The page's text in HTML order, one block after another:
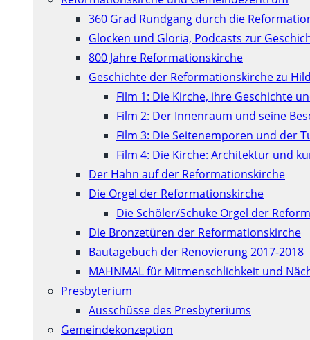
360 Grad Rundgang durch die
Glocken und Gloria, Podcasts zur
800 Jahre Reformationskirche
Geschichte der Reformationskirche zu
Film 1: Die Kirche, ihre Geschichte
Film 2: Der Innenraum und seine
Film 3: Die Seitenemporen und der
Film 4: Die Kirche: Architektur und
Der Hahn auf der Reformationskirche
Die Orgel der Reformationskirche
Die Schöler/Schuke Orgel der
Die Bronzetüren der Reformationskirche
Bautagebuch der Renovierung 2017-2018
MAHNMAL für Mitmenschlichkeit und
Presbyterium
Ausschüsse des Presbyteriums
Gemeindekonzeption